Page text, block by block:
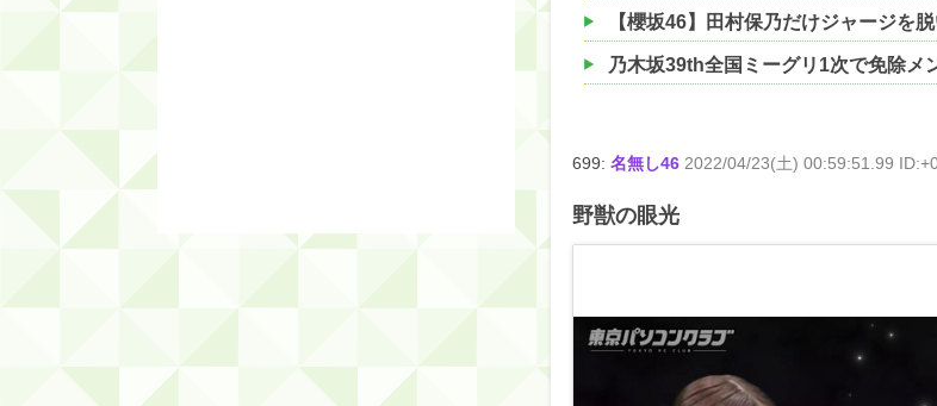
【櫻坂46】田村保乃だけジャージを
乃木坂39th全国ミーグリ1次で免除メ
【櫻坂46】ミーグリで喧嘩！？山下
【朗報】増田三莉音さんの生足
【川﨑桜】まあ、でも筑駒は断れない
699: 名無し46 2022/04/23(土) 00:59:51.99
野獣の眼光